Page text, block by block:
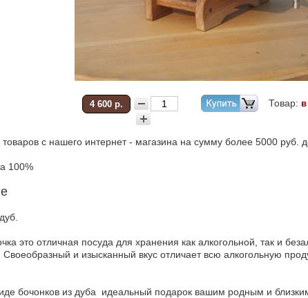
4 600 р. Товар:
товаров с нашего интернет - магазина на сумму более 5000 руб.
100%
это отличная посуда для хранения как алкогольной, так и
Своеобразный и изысканный вкус отличает всю алкогольную
бочонков из дуба идеальный подарок вашим родным и